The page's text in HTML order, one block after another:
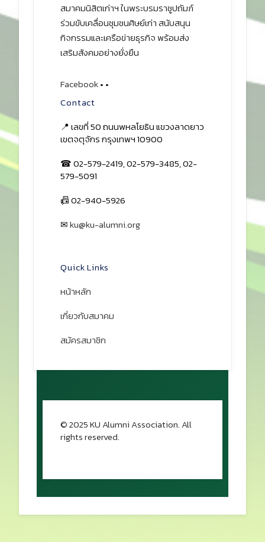
สมาคมนิสิตเก่าฯ ในพระบรมราชูปถัมภ์
ร่วมขับเคลื่อนชุมชนศิษย์เก่า สนับสนุน
กิจกรรมและเครือข่ายธุรกิจ พร้อมส่ง
เสริมสังคมอย่างยั่งยืน
Facebook• •
Contact
📍 เลขที่ 50 ถนนพหลโยธิน แขวงลาดยาว
เขตจตุจักร กรุงเทพฯ 10900
☎ 02-579-2419, 02-579-3485, 02-
579-5091
📠 02-940-5926
✉ku@ku-alumni.org
Quick Links
หน้าหลัก
เกี่ยวกับสมาคม
สมัครสมาชิก
© 2025 KU Alumni Association. All
rights reserved.